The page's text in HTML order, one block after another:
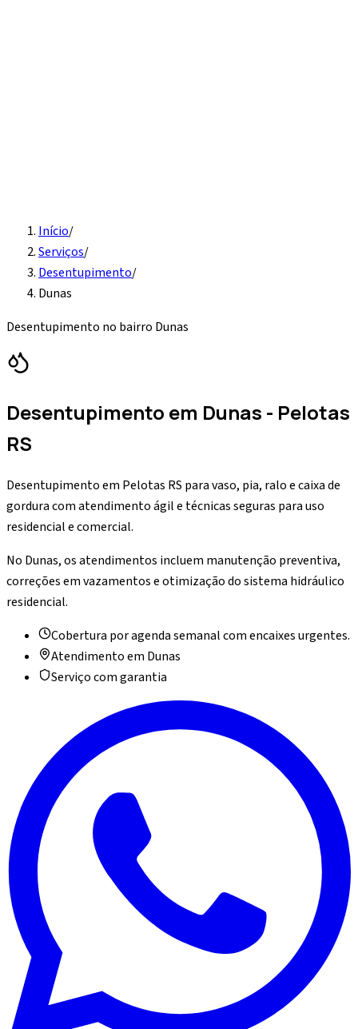
Início/
Serviços/
Desentupimento/
Dunas
Desentupimento no bairro Dunas
Desentupimento em Dunas - Pelotas
RS
Desentupimento em Pelotas RS para vaso, pia, ralo e caixa de
gordura com atendimento ágil e técnicas seguras para uso
residencial e comercial.
No Dunas, os atendimentos incluem manutenção preventiva,
correções em vazamentos e otimização do sistema hidráulico
residencial.
Cobertura por agenda semanal com encaixes urgentes.
Atendimento em Dunas
Serviço com garantia